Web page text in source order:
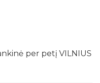
per petį VILNIUS